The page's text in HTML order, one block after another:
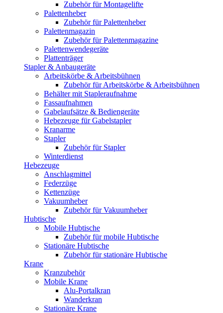
Zubehör für Montagelifte
Palettenheber
Zubehör für Palettenheber
Palettenmagazin
Zubehör für Palettenmagazine
Palettenwendegeräte
Plattenträger
Stapler & Anbaugeräte
Arbeitskörbe & Arbeitsbühnen
Zubehör für Arbeitskörbe & Arbeitsbühnen
Behälter mit Stapleraufnahme
Fassaufnahmen
Gabelaufsätze & Bediengeräte
Hebezeuge für Gabelstapler
Kranarme
Stapler
Zubehör für Stapler
Winterdienst
Hebezeuge
Anschlagmittel
Federzüge
Kettenzüge
Vakuumheber
Zubehör für Vakuumheber
Hubtische
Mobile Hubtische
Zubehör für mobile Hubtische
Stationäre Hubtische
Zubehör für stationäre Hubtische
Krane
Kranzubehör
Mobile Krane
Alu-Portalkran
Wanderkran
Stationäre Krane